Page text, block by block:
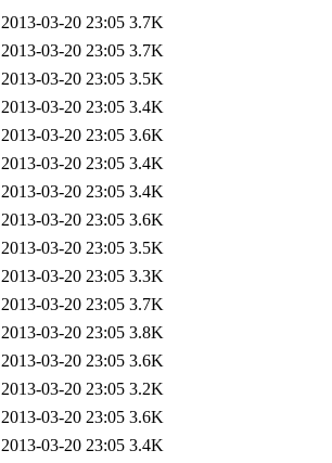
2013-03-20 23:05 3.7K
2013-03-20 23:05 3.7K
2013-03-20 23:05 3.5K
2013-03-20 23:05 3.4K
2013-03-20 23:05 3.6K
2013-03-20 23:05 3.4K
2013-03-20 23:05 3.4K
2013-03-20 23:05 3.6K
2013-03-20 23:05 3.5K
2013-03-20 23:05 3.3K
2013-03-20 23:05 3.7K
2013-03-20 23:05 3.8K
2013-03-20 23:05 3.6K
2013-03-20 23:05 3.2K
2013-03-20 23:05 3.6K
2013-03-20 23:05 3.4K